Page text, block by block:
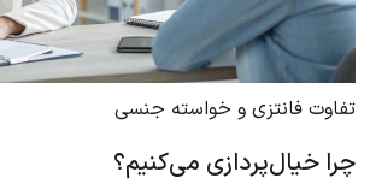
تفاوت فانتزی و خواسته جنسی
چرا خیال‌پردازی می‌کنیم؟